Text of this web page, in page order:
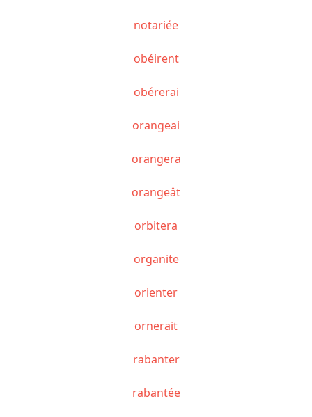
notariée
obéirent
obérerai
orangeai
orangera
orangeât
orbitera
organite
orienter
ornerait
rabanter
rabantée